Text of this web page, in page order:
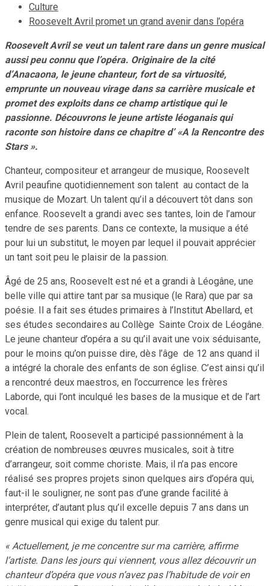
Culture
Roosevelt Avril promet un grand avenir dans l’opéra
Roosevelt Avril se veut un talent rare dans un genre musical
aussi peu connu que l’opéra. Originaire de la cité
d’Anacaona, le jeune chanteur, fort de sa virtuosité,
emprunte un nouveau virage dans sa carrière musicale et
promet des exploits dans ce champ artistique qui le
passionne. Découvrons le jeune artiste léoganais qui
raconte son histoire dans ce chapitre d’ «A la Rencontre des
Stars ».
Chanteur, compositeur et arrangeur de musique, Roosevelt
Avril peaufine quotidiennement son talent au contact de la
musique de Mozart. Un talent qu’il a découvert tôt dans son
enfance. Roosevelt a grandi avec ses tantes, loin de l’amour
tendre de ses parents. Dans ce contexte, la musique a été
pour lui un substitut, le moyen par lequel il pouvait apprécier
un tant soit peu le plaisir de la passion.
Âgé de 25 ans, Roosevelt est né et a grandi à Léogâne, une
belle ville qui attire tant par sa musique (le Rara) que par sa
poésie. Il a fait ses études primaires à l’Institut Abellard, et
ses études secondaires au Collège Sainte Croix de Léogâne.
Le jeune chanteur d’opéra a su qu’il avait une voix séduisante,
pour le moins qu’on puisse dire, dès l’âge de 12 ans quand il
a intégré la chorale des enfants de son église. C’est ainsi qu’il
a rencontré deux maestros, en l’occurrence les frères
Laborde, qui l’ont inculqué les bases de la musique et de l’art
vocal.
Plein de talent, Roosevelt a participé passionnément à la
création de nombreuses œuvres musicales, soit à titre
d’arrangeur, soit comme choriste. Mais, il n’a pas encore
réalisé ses propres projets sinon quelques airs d’opéra qui,
faut-il le souligner, ne sont pas d’une grande facilité à
interpréter, d’autant plus qu’il excelle depuis 7 ans dans un
genre musical qui exige du talent pur.
« Actuellement, je me concentre sur ma carrière, affirme
l’artiste. Dans les jours qui viennent, vous allez découvrir un
chanteur d’opéra que vous n’avez pas l’habitude de voir en